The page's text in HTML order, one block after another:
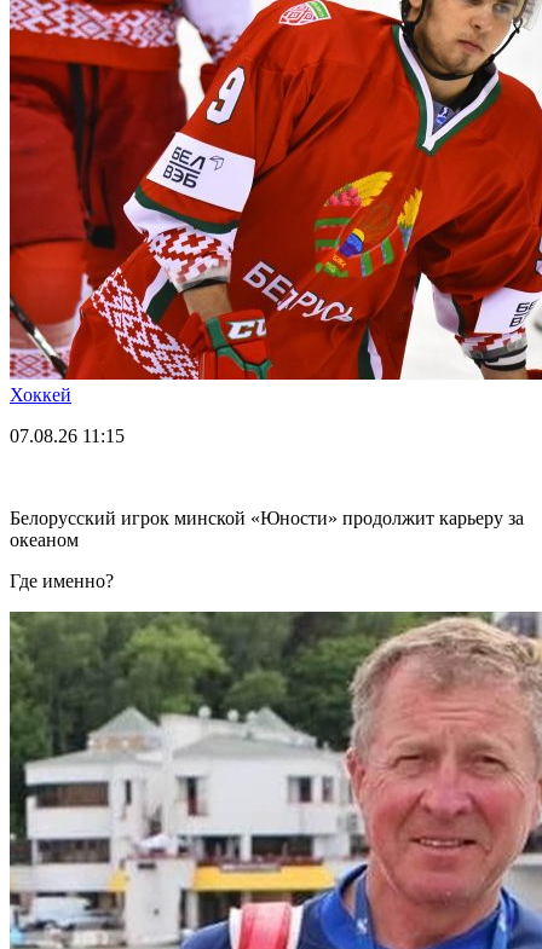
Хоккей
07.08.26 11:15
Белорусский игрок минской «Юности» продолжит карьеру за
океаном
Где именно?